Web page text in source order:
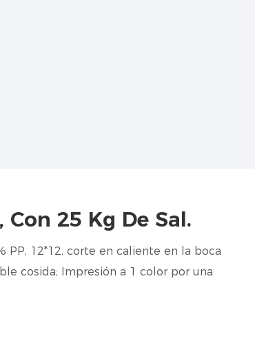
25 Kg De Sal.
PP, 12*12, corte en caliente en la boca
cosida; Impresión a 1 color por una